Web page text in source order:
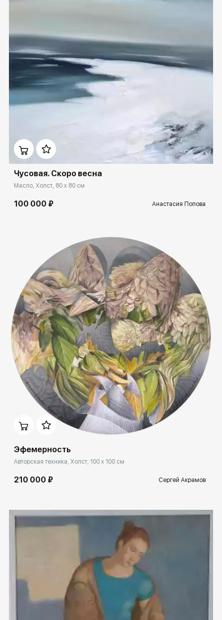
ekb.rakovgallery.ru
Чусовая. Скоро весна
Масло, Холст, 80 x 80 см
100 000 ₽ Анастасия Попова
Домен: ekb.rakovgallery.ru
Эфемерность
Авторская техника, Холст, 100 x 100 см
210 000 ₽ Сергей Акрамов